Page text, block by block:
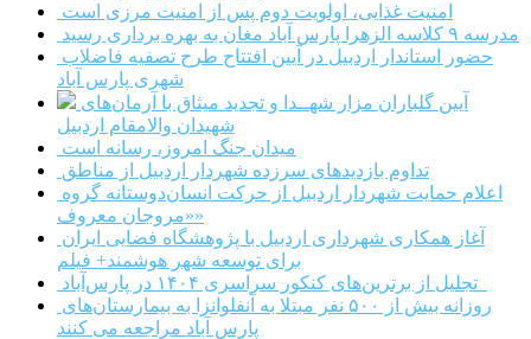
امنیت غذایی، اولویت دوم پس از امنیت مرزی است
مدرسه ۹ کلاسه الزهرا پارس آباد مغان به بهره برداری رسید
شهری پارس آباد
شهیدان والامقام اردبیل
میدان جنگ امروز، رسانه است
تداوم بازدیدهای سرزده شهردار اردبیل از مناطق
«مروجان معروف»
برای توسعه شهر هوشمند+ فیلم
پارس آباد مراجعه می کنند